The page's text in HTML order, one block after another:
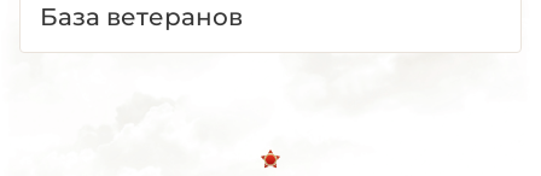
База ветеранов